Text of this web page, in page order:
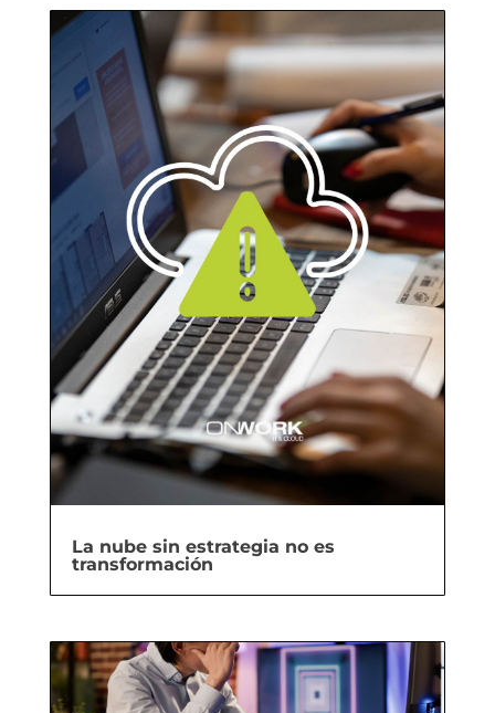
La nube sin estrategia no es
transformación